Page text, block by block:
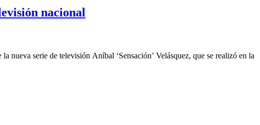
nacional
serie de televisión Aníbal ‘Sensación’ Velásquez, que se realizó en la